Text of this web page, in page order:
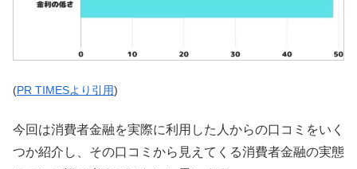
(PR TIMESより引用)
今回は消費者金融を実際に利用した人からの口コミをいく
つか紹介し、その口コミから見えてくる消費者金融の実態